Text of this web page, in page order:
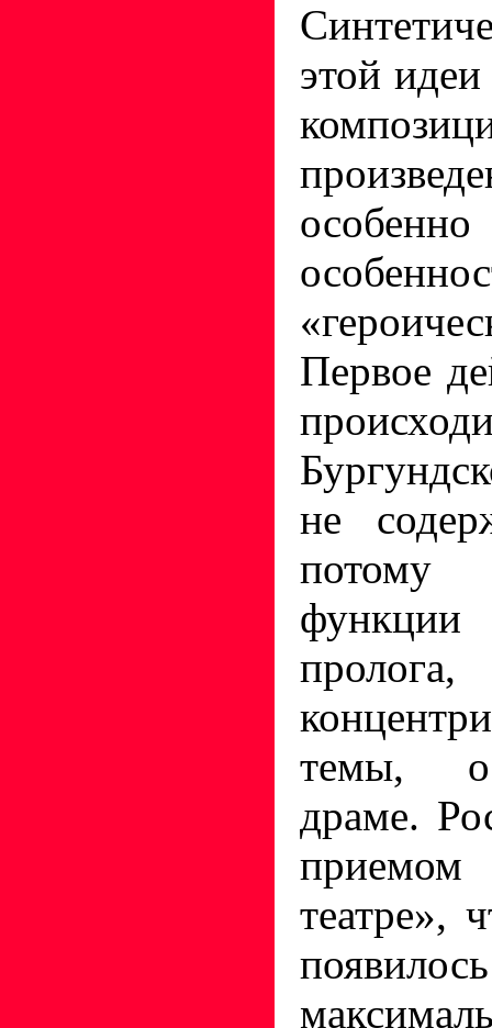
этой
Первое
не
функции
темы,
драме.
театре»,